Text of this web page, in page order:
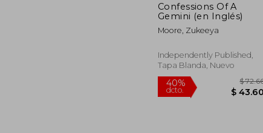
45%
dcto.
Confessions Of A
Gemini (en Inglés)
Moore, Zukeeya
Independently Published,
Tapa Blanda, Nuevo